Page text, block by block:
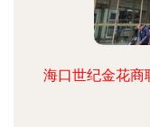
海口世纪金花商